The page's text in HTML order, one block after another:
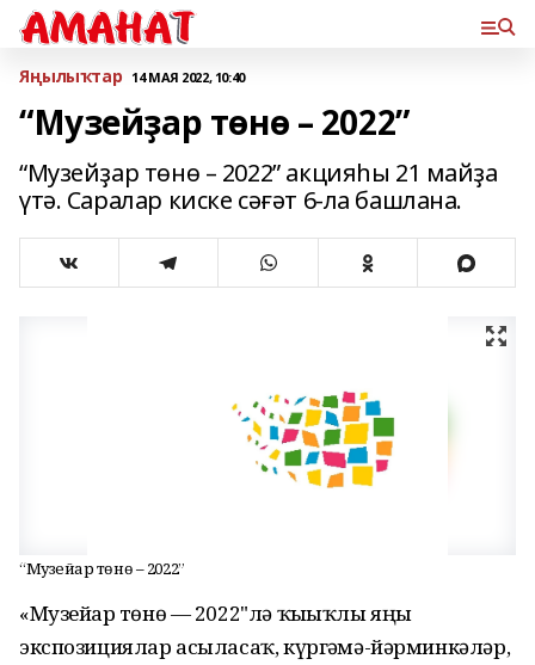
Яңылыҡтар 14 МАЯ 2022, 10:40
“Музейҙар төнө – 2022”
“Музейҙар төнө – 2022” акцияһы 21 майҙа
үтә. Саралар киске сәғәт 6-ла башлана.
“Музейҙар төнө – 2022”
«Музейҙар төнө — 2022"лә ҡыҙыҡлы яңы
экспозициялар асыласаҡ, күргәҙмә-йәрминкәләр,